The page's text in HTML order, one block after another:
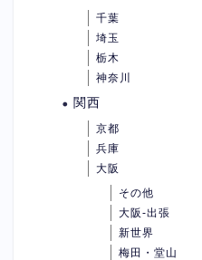
千葉
埼玉
栃木
神奈川
関西
京都
兵庫
大阪
その他
大阪-出張
新世界
梅田・堂山